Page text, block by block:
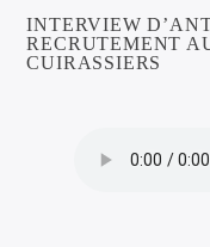
INTERVIEW
RECRUTEMENT
CUIRASSIERS